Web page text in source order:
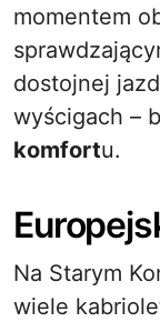
momentem
dostojnej
wyścigach –
komfortu.
Na Starym
wiele